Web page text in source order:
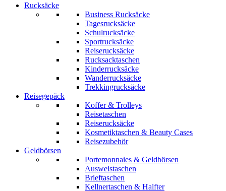
Rucksäcke
Business Rucksäcke
Tagesrucksäcke
Schulrucksäcke
Sportrucksäcke
Reiserucksäcke
Rucksacktaschen
Kinderrucksäcke
Wanderrucksäcke
Trekkingrucksäcke
Reisegepäck
Koffer & Trolleys
Reisetaschen
Reiserucksäcke
Kosmetiktaschen & Beauty Cases
Reisezubehör
Geldbörsen
Portemonnaies & Geldbörsen
Ausweistaschen
Brieftaschen
Kellnertaschen & Halfter